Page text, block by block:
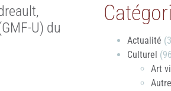
U) du
Actualité
Culturel
Art